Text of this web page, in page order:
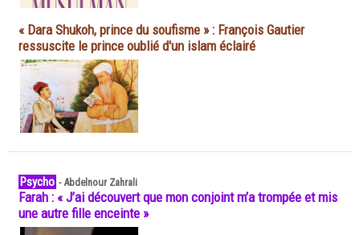
« Dara Shukoh, prince du soufisme » : François Gautier
ressuscite le prince oublié d'un islam éclairé
Psycho -Abdelnour Zahrali
Farah : « J’ai découvert que mon conjoint m’a trompée et mis
une autre fille enceinte »